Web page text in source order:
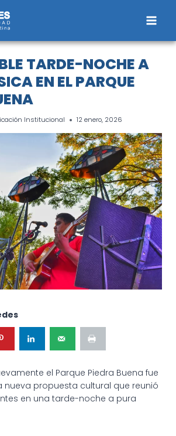
TARDE-NOCHE A
EN EL PARQUE
Institucional 12 enero, 2026
el Parque Piedra Buena fue
nueva propuesta cultural que reunió
en una tarde-noche a pura